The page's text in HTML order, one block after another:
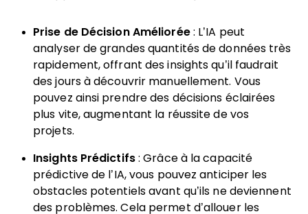
Prise de Décision Améliorée: L’IA peut
analyser de grandes quantités de données très
rapidement, offrant des insights qu’il faudrait
des jours à découvrir manuellement. Vous
pouvez ainsi prendre des décisions éclairées
plus vite, augmentant la réussite de vos
projets.
Insights Prédictifs: Grâce à la capacité
prédictive de l’IA, vous pouvez anticiper les
obstacles potentiels avant qu’ils ne deviennent
des problèmes. Cela permet d’allouer les